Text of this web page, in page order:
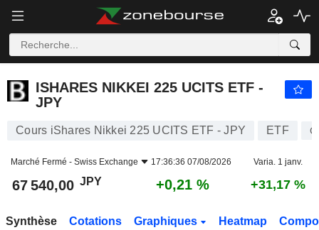
ISHARES NIKKEI 225 UCITS ETF -
JPY
Cours iShares Nikkei 225 UCITS ETF - JPY ETF
Marché Fermé - Swiss Exchange 17:36:36 07/08/2026 Varia. 1 janv.
67 540,00 JPY +0,21 % +31,17 %
Synthèse Cotations Graphiques Heatmap